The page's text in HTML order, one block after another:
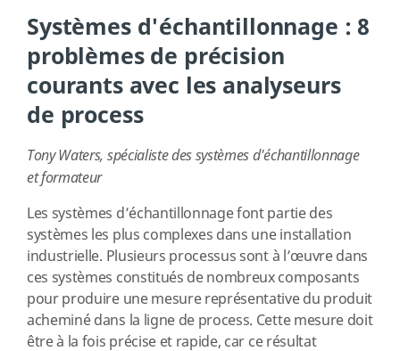
Systèmes d'échantillonnage : 8
problèmes de précision
courants avec les analyseurs
de process
Tony Waters, spécialiste des systèmes d'échantillonnage
et formateur
Les systèmes d’échantillonnage font partie des
systèmes les plus complexes dans une installation
industrielle. Plusieurs processus sont à l’œuvre dans
ces systèmes constitués de nombreux composants
pour produire une mesure représentative du produit
acheminé dans la ligne de process. Cette mesure doit
être à la fois précise et rapide, car ce résultat